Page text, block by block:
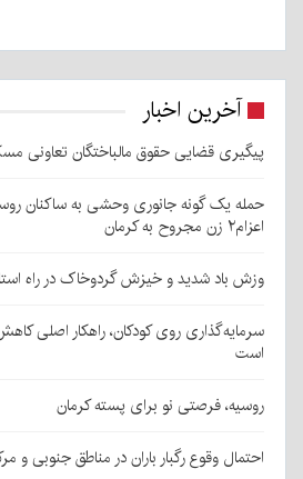
آخرین اخبار
پیگیری قضایی حقوق مالباختگان تعاونی
حمله یک گونه جانوری وحشی به ساکنان
اعزام۲ زن مجروح به کرمان
وزش باد شدید و خیزش گردوخاک در راه
سرمایه‌گذاری روی کودکان، راهکار اصلی
است
روسیه، فرصتی نو برای پسته کرمان
احتمال وقوع رگبار باران در مناطق جنوبی و